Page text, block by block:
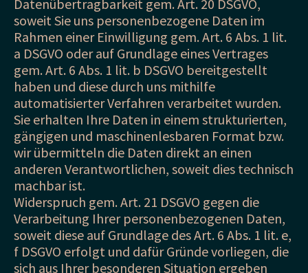
Datenübertragbarkeit gem. Art. 20 DSGVO,
soweit Sie uns personenbezogene Daten im
Rahmen einer Einwilligung gem. Art. 6 Abs. 1 lit.
a DSGVO oder auf Grundlage eines Vertrages
gem. Art. 6 Abs. 1 lit. b DSGVO bereitgestellt
haben und diese durch uns mithilfe
automatisierter Verfahren verarbeitet wurden.
Sie erhalten Ihre Daten in einem strukturierten,
gängigen und maschinenlesbaren Format bzw.
wir übermitteln die Daten direkt an einen
anderen Verantwortlichen, soweit dies technisch
machbar ist.
Widerspruch gem. Art. 21 DSGVO gegen die
Verarbeitung Ihrer personenbezogenen Daten,
soweit diese auf Grundlage des Art. 6 Abs. 1 lit. e,
f DSGVO erfolgt und dafür Gründe vorliegen, die
sich aus Ihrer besonderen Situation ergeben